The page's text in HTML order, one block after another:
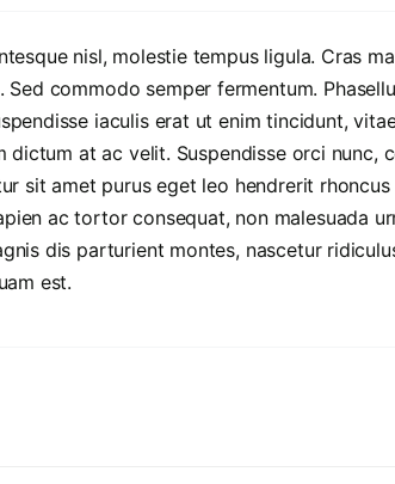
nisl, molestie tempus ligula. Cras
Sed commodo semper fermentum.
iaculis erat ut enim tincidunt,
dictum at ac velit. Suspendisse orci
sit amet purus eget leo hendrerit
ac tortor consequat, non malesuada
dis parturient montes, nascetur
est.